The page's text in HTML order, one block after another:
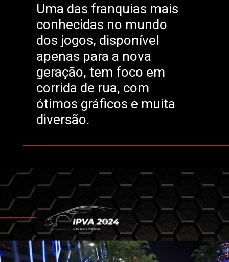
Uma das franquias mais
conhecidas no mundo
dos jogos, disponível
apenas para a nova
geração, tem foco em
corrida de rua, com
ótimos gráficos e muita
diversão.